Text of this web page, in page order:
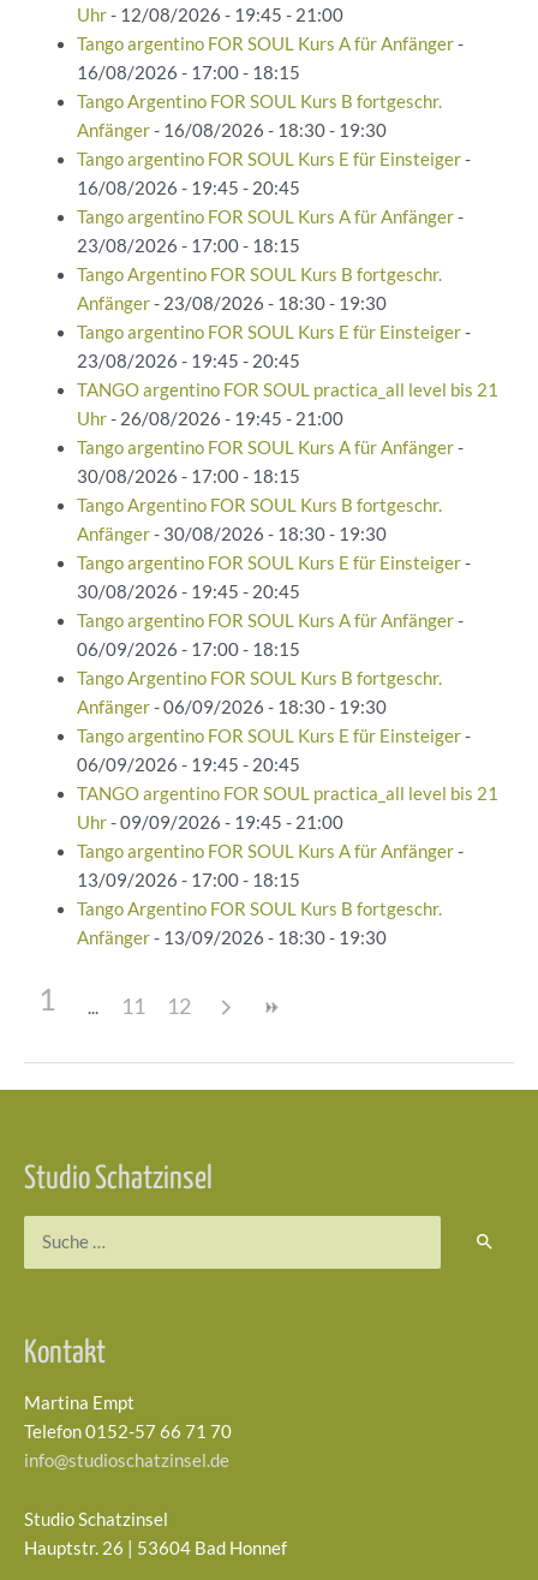
Uhr- 12/08/2026 - 19:45 - 21:00
Tango argentino FOR SOUL Kurs A für Anfänger-
16/08/2026 - 17:00 - 18:15
Tango Argentino FOR SOUL Kurs B fortgeschr.
Anfänger- 16/08/2026 - 18:30 - 19:30
Tango argentino FOR SOUL Kurs E für Einsteiger-
16/08/2026 - 19:45 - 20:45
Tango argentino FOR SOUL Kurs A für Anfänger-
23/08/2026 - 17:00 - 18:15
Tango Argentino FOR SOUL Kurs B fortgeschr.
Anfänger- 23/08/2026 - 18:30 - 19:30
Tango argentino FOR SOUL Kurs E für Einsteiger-
23/08/2026 - 19:45 - 20:45
TANGO argentino FOR SOUL practica_all level bis 21
Uhr- 26/08/2026 - 19:45 - 21:00
Tango argentino FOR SOUL Kurs A für Anfänger-
30/08/2026 - 17:00 - 18:15
Tango Argentino FOR SOUL Kurs B fortgeschr.
Anfänger- 30/08/2026 - 18:30 - 19:30
Tango argentino FOR SOUL Kurs E für Einsteiger-
30/08/2026 - 19:45 - 20:45
Tango argentino FOR SOUL Kurs A für Anfänger-
06/09/2026 - 17:00 - 18:15
Tango Argentino FOR SOUL Kurs B fortgeschr.
Anfänger- 06/09/2026 - 18:30 - 19:30
Tango argentino FOR SOUL Kurs E für Einsteiger-
06/09/2026 - 19:45 - 20:45
TANGO argentino FOR SOUL practica_all level bis 21
Uhr- 09/09/2026 - 19:45 - 21:00
Tango argentino FOR SOUL Kurs A für Anfänger-
13/09/2026 - 17:00 - 18:15
Tango Argentino FOR SOUL Kurs B fortgeschr.
Anfänger- 13/09/2026 - 18:30 - 19:30
1 11 12
Studio Schatzinsel
Kontakt
Martina Empt
Telefon 0152-57 66 71 70
info@studioschatzinsel.de
Studio Schatzinsel
Hauptstr. 26 | 53604 Bad Honnef